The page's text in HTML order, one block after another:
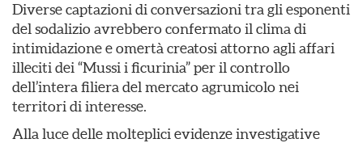
Diverse captazioni di conversazioni tra gli esponenti
del sodalizio avrebbero confermato il clima di
intimidazione e omertà creatosi attorno agli affari
illeciti dei “Mussi i ficurinia” per il controllo
dell’intera filiera del mercato agrumicolo nei
territori di interesse.
Alla luce delle molteplici evidenze investigative